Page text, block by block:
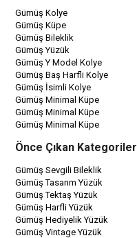
Gümüş Kolye
Gümüş Küpe
Gümüş Bileklik
Gümüş Yüzük
Gümüş Y Model Kolye
Gümüş Baş Harfli Kolye
Gümüş İsimli Kolye
Gümüş Minimal Küpe
Gümüş Minimal Küpe
Gümüş Minimal Küpe
Önce Çıkan Kategoriler
Gümüş Sevgili Bileklik
Gümüş Tasarım Yüzük
Gümüş Tektaş Yüzük
Gümüş Harfli Yüzük
Gümüş Hediyelik Yüzük
Gümüş Vintage Yüzük